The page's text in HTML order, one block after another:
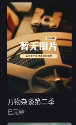
本节目不只讲述一
场灾难，更追溯唐
山如何因煤而兴、
因工业扩张成长为
重工业城市，又如
何在大地震后完成
重建。通过史料梳
理、地图解析、专
业案例与AI场景复
原，串联城市发
展、地震认知、建
万物杂谈第二季
万物杂谈第二季
已完结